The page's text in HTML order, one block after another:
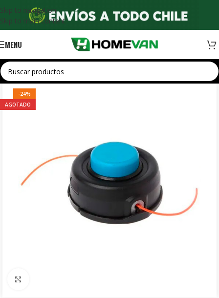
Skip to navigation
Skip to main content
MENU
-24%
AGOTADO